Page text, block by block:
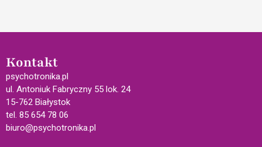
Kontakt
psychotronika.pl
ul. Antoniuk Fabryczny 55 lok. 24
15-762 Białystok
tel. 85 654 78 06
biuro@psychotronika.pl